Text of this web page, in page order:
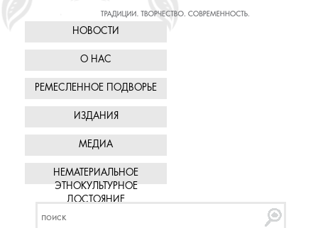
НОВОСТИ
О НАС
РЕМЕСЛЕННОЕ ПОДВОРЬЕ
ИЗДАНИЯ
МЕДИА
НЕМАТЕРИАЛЬНОЕ
ЭТНОКУЛЬТУРНОЕ
ДОСТОЯНИЕ